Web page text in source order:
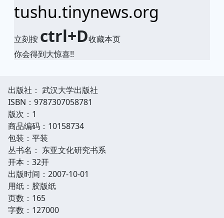
tushu.tinynews.org
立刻按 ctrl+D收藏本页
你会得到大惊喜!!
出版社： 武汉大学出版社
ISBN：9787307058781
版次：1
商品编码：10158734
包装：平装
丛书名： 东亚文化研究书系
开本：32开
出版时间：2007-10-01
用纸：胶版纸
页数：165
字数：127000